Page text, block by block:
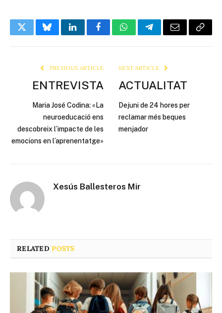
TwitterBlueskyLinkedInFacebookWhatsAppTelegramEmail Copy
PREVIOUS ARTICLE
ENTREVISTA
Maria José Codina: «La
neuroeducació ens
descobreix l’impacte de les
emocions en l’aprenentatge»
NEXT ARTICLE
ACTUALITAT
Dejuni de 24 hores per
reclamar més beques
menjador
Xesús Ballesteros Mir
RELATEDPOSTS